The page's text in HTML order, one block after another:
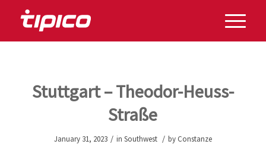
Stuttgart – Theodor-Heuss-
Straße
January 31, 2023 / in Southwest / by Constanze